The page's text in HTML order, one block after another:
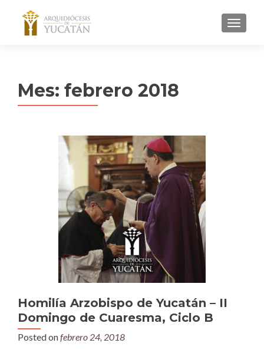
MENU
Mes: febrero 2018
Homilía Arzobispo de Yucatán – II
Domingo de Cuaresma, Ciclo B
Posted onfebrero 24, 2018